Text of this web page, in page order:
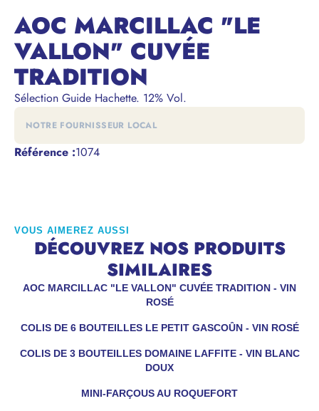
AOC MARCILLAC "LE
VALLON" CUVÉE
TRADITION
Sélection Guide Hachette. 12% Vol.
NOTRE FOURNISSEUR LOCAL
Référence :1074
VOUS AIMEREZ AUSSI
DÉCOUVREZ NOS PRODUITS
SIMILAIRES
COLIS DE 6 BOUTEILLES LE PETIT GASCOÛN - VIN ROSÉ
COLIS DE 3 BOUTEILLES DOMAINE LAFFITE - VIN BLANC
DOUX
MINI-FARÇOUS AU ROQUEFORT
AOC MARCILLAC "LE VALLON" CUVÉE TRADITION - VIN
ROSÉ